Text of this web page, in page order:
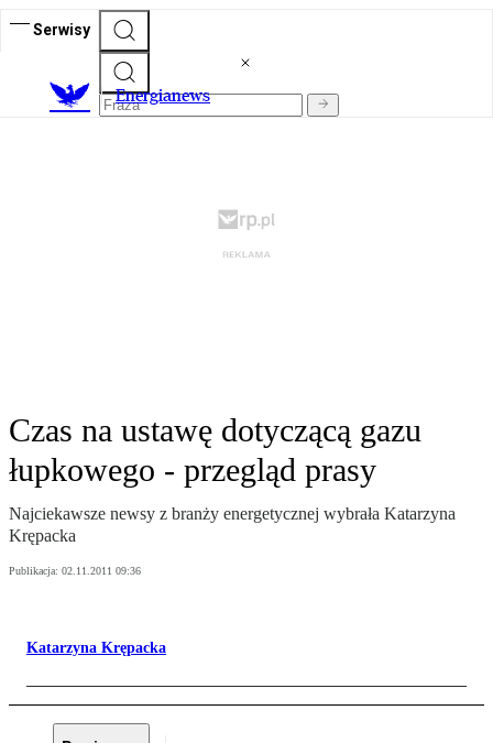
Serwisy
Energianews
Czas na ustawę dotyczącą gazu
łupkowego - przegląd prasy
Najciekawsze newsy z branży energetycznej wybrała Katarzyna
Krępacka
Publikacja: 02.11.2011 09:36
Katarzyna Krępacka